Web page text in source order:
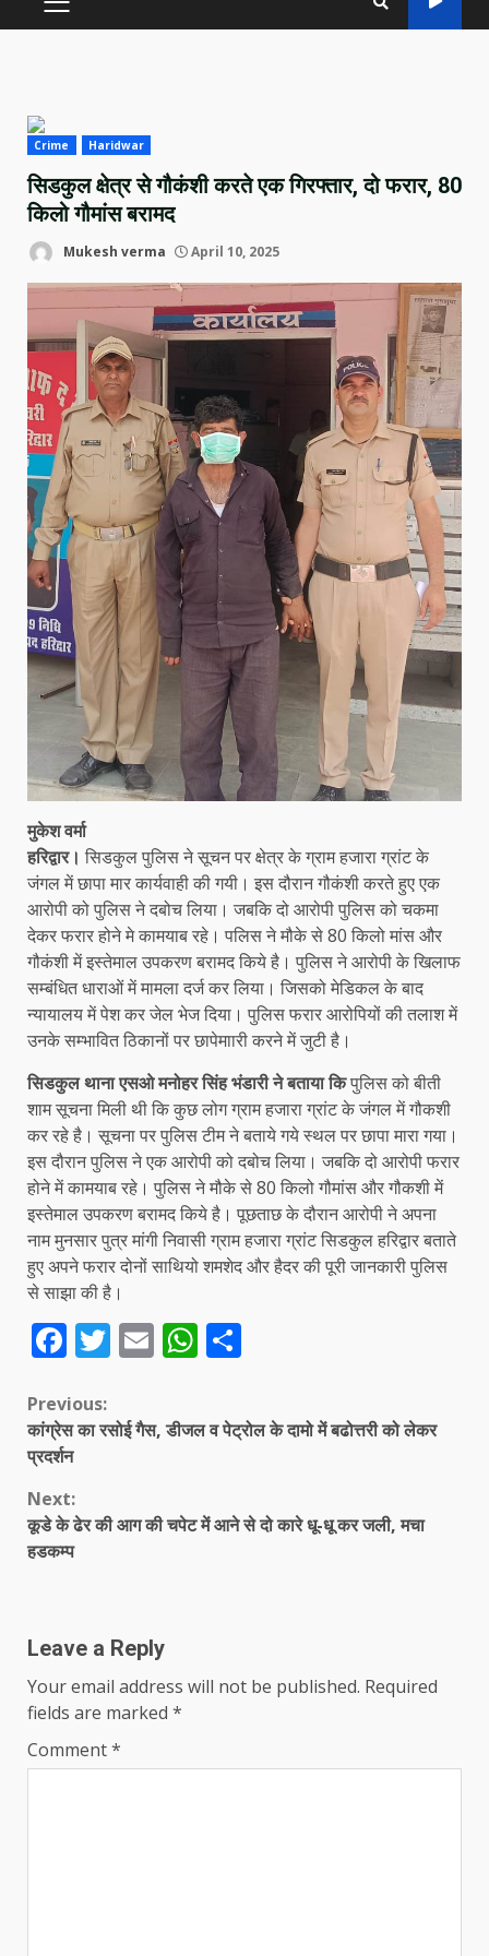
PRIMARY
Crime Haridwar
सिडकुल क्षेत्र से गौकंशी करते एक गिरफ्तार, दो फरार, 80
किलो गौमांस बरामद
Mukesh verma April 10, 2025
मुकेश वर्मा
हरिद्वार। सिडकुल पुलिस ने सूचन पर क्षेत्र के ग्राम हजारा ग्रांट के
जंगल में छापा मार कार्यवाही की गयी। इस दौरान गौकंशी करते हुए एक
आरोपी को पुलिस ने दबोच लिया। जबकि दो आरोपी पुलिस को चकमा
देकर फरार होने मे कामयाब रहे। पलिस ने मौके से 80 किलो मांस और
गौकंशी में इस्तेमाल उपकरण बरामद किये है। पुलिस ने आरोपी के खिलाफ
सम्बंधित धाराओं में मामला दर्ज कर लिया। जिसको मेडिकल के बाद
न्यायालय में पेश कर जेल भेज दिया। पुलिस फरार आरोपियों की तलाश में
उनके सम्भावित ठिकानों पर छापेमाारी करने में जुटी है।
सिडकुल थाना एसओ मनोहर सिंह भंडारी ने बताया किपुलिस को बीती
शाम सूचना मिली थी कि कुछ लोग ग्राम हजारा ग्रांट के जंगल में गौकशी
कर रहे है। सूचना पर पुलिस टीम ने बताये गये स्थल पर छापा मारा गया।
इस दौरान पुलिस ने एक आरोपी को दबोच लिया। जबकि दो आरोपी फरार
होने में कामयाब रहे। पुलिस ने मौके से 80 किलो गौमांस और गौकशी में
इस्तेमाल उपकरण बरामद किये है। पूछताछ के दौरान आरोपी ने अपना
नाम मुनसार पुत्र मांगी निवासी ग्राम हजारा ग्रांट सिडकुल हरिद्वार बताते
हुए अपने फरार दोनों साथियो शमशेद और हैदर की पूरी जानकारी पुलिस
से साझा की है।
Facebook
Twitter
EmailWhatsApp
Continue
Reading
Previous:
कांग्रेस का रसोई गैस, डीजल व पेट्रोल के दामो में बढोत्तरी को लेकर
प्रदर्शन
Next:
कूडे के ढेर की आग की चपेट में आने से दो कारे धू-धू कर जली, मचा
हडकम्प
Leave a Reply
Your email address will not be published. Required
fields are marked *
Comment*